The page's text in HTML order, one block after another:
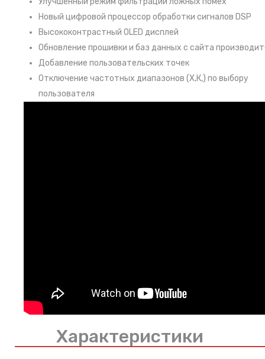
Новый цифровой процессор обработки сигналов DSP
Высококонтрастный OLED дисплей
Обновление прошивки и баз данных с сайта
Добавление пользовательских точек
Отключение частотных диапазонов (Х,К,) по выбору
пользователя
Характеристики